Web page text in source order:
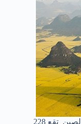
بلدة ليبونج هى بلدة صغيرة فى شرق “يونن” بالصين تقع 228